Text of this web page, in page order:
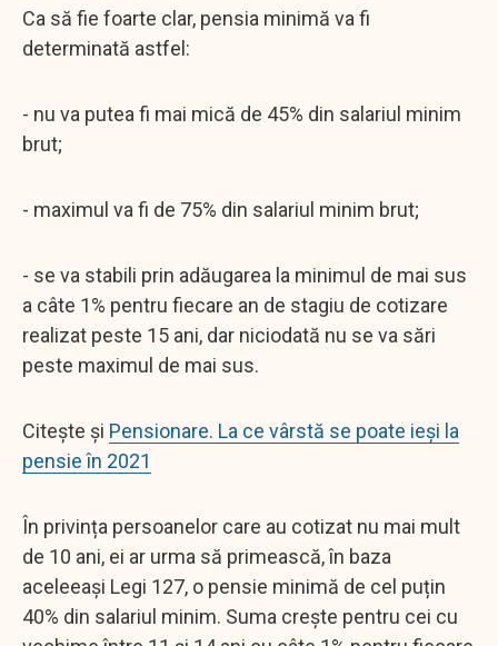
Ca să fie foarte clar, pensia minimă va fi
determinată astfel:
- nu va putea fi mai mică de 45% din salariul minim
brut;
- maximul va fi de 75% din salariul minim brut;
- se va stabili prin adăugarea la minimul de mai sus
a câte 1% pentru fiecare an de stagiu de cotizare
realizat peste 15 ani, dar niciodată nu se va sări
peste maximul de mai sus.
Citește și Pensionare. La ce vârstă se poate ieși la
pensie în 2021
În privința persoanelor care au cotizat nu mai mult
de 10 ani, ei ar urma să primească, în baza
aceleeași Legi 127, o pensie minimă de cel puțin
40% din salariul minim. Suma crește pentru cei cu